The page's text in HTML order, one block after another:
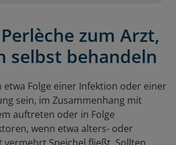
zum Arzt,
selbst behandeln
etwa Folge einer Infektion oder einer
sein, im Zusammenhang mit
auftreten oder in Folge
wenn etwa alters- oder